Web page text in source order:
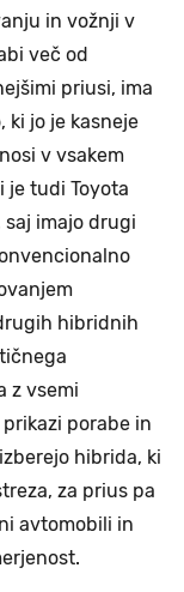
in vožnji v
več od
priusi, ima
ki jo je kasneje
v vsakem
je tudi Toyota
imajo drugi
hibridnih
z vsemi
porabe in
hibrida, ki
za prius pa
avtomobili in